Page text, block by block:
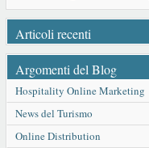
Articoli recenti
Argomenti del Blog
Hospitality Online Marketing
News del Turismo
Online Distribution